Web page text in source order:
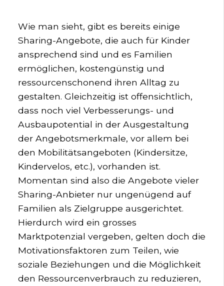
Wie man sieht, gibt es bereits einige
Sharing-Angebote, die auch für Kinder
ansprechend sind und es Familien
ermöglichen, kostengünstig und
ressourcenschonend ihren Alltag zu
gestalten. Gleichzeitig ist offensichtlich,
dass noch viel Verbesserungs- und
Ausbaupotential in der Ausgestaltung
der Angebotsmerkmale, vor allem bei
den Mobilitätsangeboten (Kindersitze,
Kindervelos, etc.), vorhanden ist.
Momentan sind also die Angebote vieler
Sharing-Anbieter nur ungenügend auf
Familien als Zielgruppe ausgerichtet.
Hierdurch wird ein grosses
Marktpotenzial vergeben, gelten doch die
Motivationsfaktoren zum Teilen, wie
soziale Beziehungen und die Möglichkeit
den Ressourcenverbrauch zu reduzieren,